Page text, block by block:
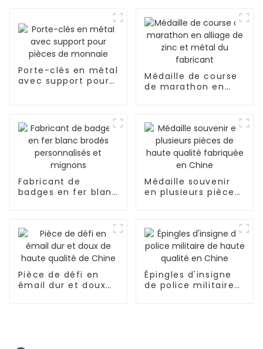
Porte-clés en métal
avec support pour
Médaille de course
de marathon en
Fabricant de
badges en fer blanc
Médaille souvenir
en plusieurs pièces
Pièce de défi en
émail dur et doux
Épingles d'insigne
de police militaire